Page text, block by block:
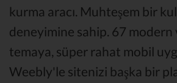
kurma aracı. Muhteşem bir
deneyimine sahip. 67 modern
temaya, süper rahat mobil
Weebly'le sitenizi başka bir